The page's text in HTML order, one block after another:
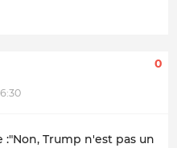
0
Trump n'est pas un